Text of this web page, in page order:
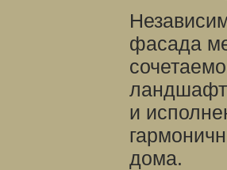
фасада
и
дома.